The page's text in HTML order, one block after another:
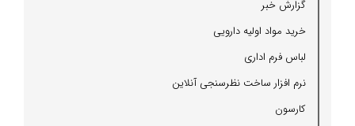
گزارش خبر
خرید مواد اولیه دارویی
لباس فرم اداری
نرم افزار ساخت نظرسنجی آنلاین
كارسون